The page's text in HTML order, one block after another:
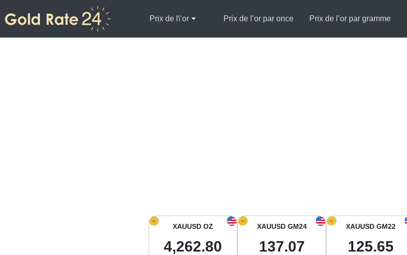
Prix de l\’or Prix de l’or par once Prix de l’or par gramme
XAUUSD OZ
4,262.80
XAUUSD GM24
137.07
XAUUSD GM22
125.65